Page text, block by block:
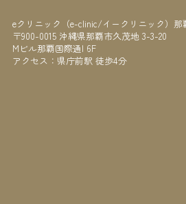
eクリニック（e-clinic/イークリニック）那
〒900-0015 沖縄県那覇市久茂地 3-3-20
Mビル那覇国際通I 6F
アクセス：県庁前駅 徒歩4分